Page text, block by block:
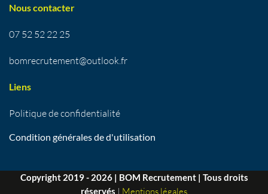
Nous contacter
07 52 52 22 25
bomrecrutement@outlook.fr
Liens
Politique de confidentialité
Condition générales de d'utilisation
Copyright 2019 - 2026 | BOM Recrutement | Tous droits
réservés | Mentions légales